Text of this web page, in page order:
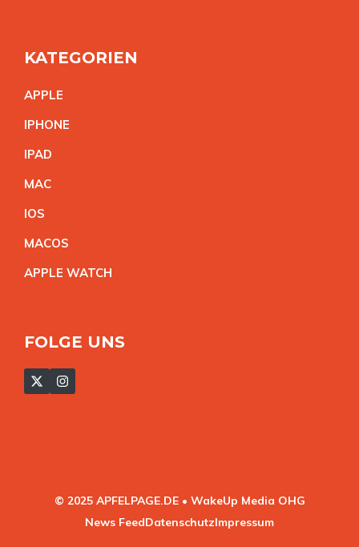
KATEGORIEN
APPLE
IPHONE
IPAD
MAC
IOS
MACOS
APPLE WATCH
FOLGE UNS
© 2025 APFELPAGE.DE • WakeUp Media OHG
News FeedDatenschutzImpressum